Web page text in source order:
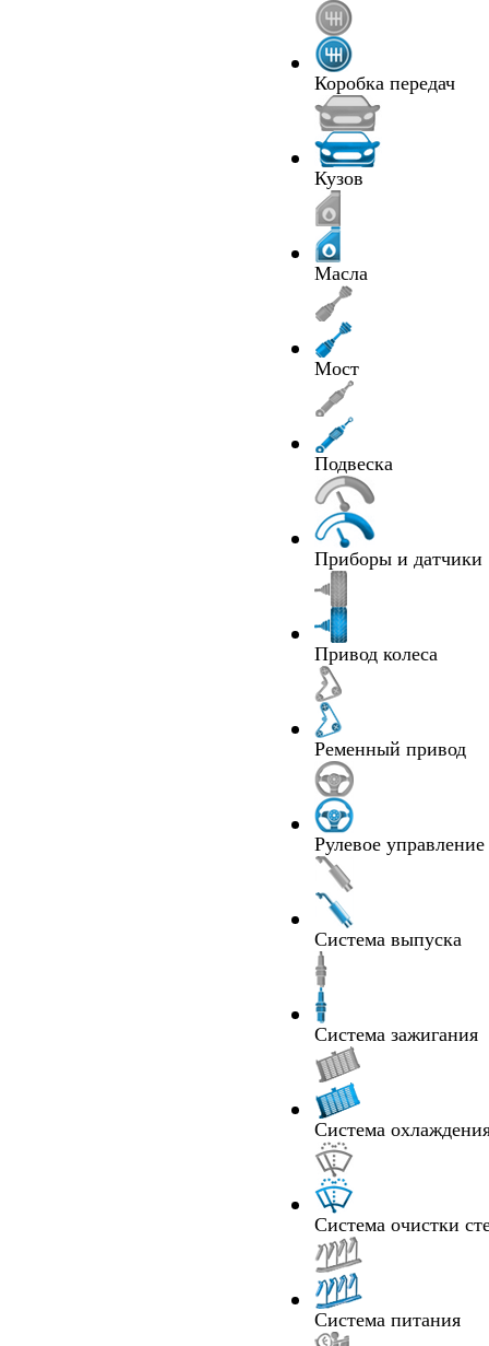
Коробка передач
Кузов
Масла
Мост
Подвеска
Приборы и датчики
Привод колеса
Ременный привод
Рулевое управление
Система выпуска
Система зажигания
Система
Система очистки
Система питания